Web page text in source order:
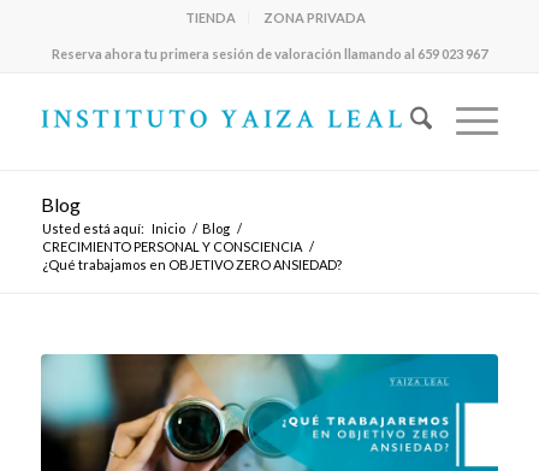
TIENDA ZONA PRIVADA
Reserva ahora tu primera sesión de valoración llamando al 659 023 967
Blog
Usted está aquí: Inicio / Blog /
CRECIMIENTO PERSONAL Y CONSCIENCIA /
¿Qué trabajamos en OBJETIVO ZERO ANSIEDAD?